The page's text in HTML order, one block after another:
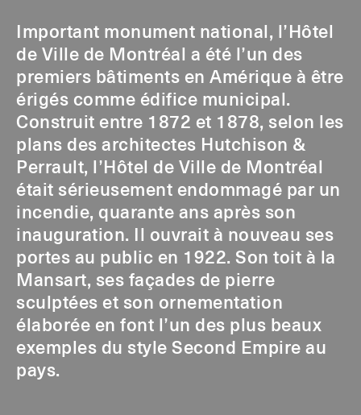
Important monument national, l’Hôtel
de Ville de Montréal a été l’un des
premiers bâtiments en Amérique à être
érigés comme édifice municipal.
Construit entre 1872 et 1878, selon les
plans des architectes Hutchison &
Perrault, l’Hôtel de Ville de Montréal
était sérieusement endommagé par un
incendie, quarante ans après son
inauguration. Il ouvrait à nouveau ses
portes au public en 1922. Son toit à la
Mansart, ses façades de pierre
sculptées et son ornementation
élaborée en font l’un des plus beaux
exemples du style Second Empire au
pays.